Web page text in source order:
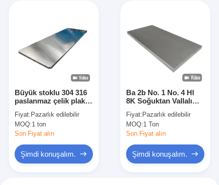
Büyük stoklu 304 316
paslanmaz çelik plaka
yüzey özel paslanmaz
çelik plaka
Fiyat: Pazarlık edilebilir
MOQ:1 ton
Son Fiyat alın
Şimdi konuşalım.
Ba 2b No. 1 No. 4 Hl
8K Soğuktan Vallalı
316L 309S 310S 321
430 2205 904L
Paslanmaz çelik
Fiyat: Pazarlık edilebilir
MOQ:1 Ton
Son Fiyat alın
Şimdi konuşalım.